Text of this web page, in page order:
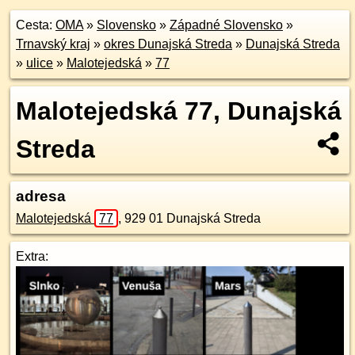
Cesta: OMA» Slovensko » Západné Slovensko »
Trnavský kraj » okres Dunajská Streda » Dunajská Streda
» ulice » Malotejedská » 77
Malotejedská 77, Dunajská
Streda
adresa
Malotejedská 77 , 929 01 Dunajská Streda
Extra: